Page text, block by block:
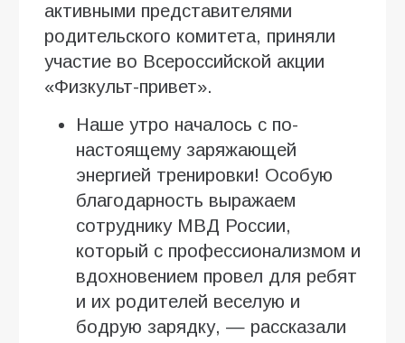
активными представителями
родительского комитета, приняли
участие во Всероссийской акции
«Физкульт-привет».
Наше утро началось с по-
настоящему заряжающей
энергией тренировки! Особую
благодарность выражаем
сотруднику МВД России,
который с профессионализмом и
вдохновением провел для ребят
и их родителей веселую и
бодрую зарядку, — рассказали